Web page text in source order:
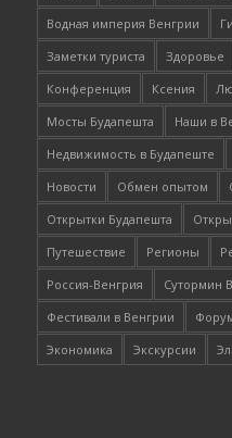
Водная империя Венгрии
Заметки туриста
Здоровье
Конференция
Ксения
Мосты Будапешта
Наши в
Недвижимость в Будапеште
Новости
Обмен опытом
Открытки Будапешта
Путешествие
Регионы
Россия-Венгрия
Сутормин
Фестивали в Венгрии
Экономика
Экскурсии